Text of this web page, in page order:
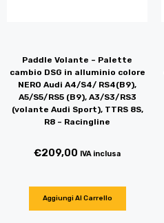
Paddle Volante – Palette
cambio DSG in alluminio colore
NERO Audi A4/S4/ RS4(B9),
A5/S5/RS5 (B9), A3/S3/RS3
(volante Audi Sport), TTRS 8S,
R8 – Racingline
€209,00 IVA inclusa
Aggiungi Al Carrello